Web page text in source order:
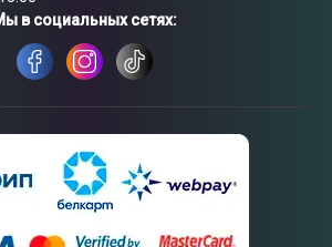
до зеркального блеска, чтобы их было
для кошек и собак так не блестят, но
ярких цветов, так что не увидеть их
габариты вашего любимца, вы
так и для крупной овчарки. Брелки для
удлиненной формы подойдут
пород, а чтобы он не звенел на
мягким бампером.На обороте
брелок для собаки может иметь
в социальных сетях:
Связаться